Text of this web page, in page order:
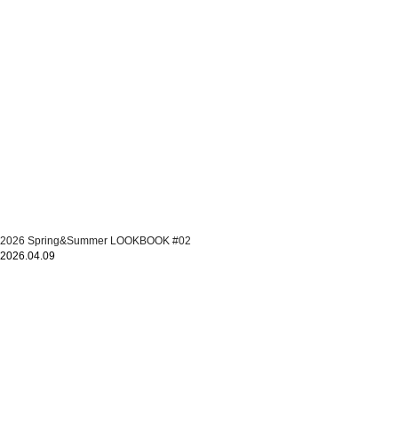
2026 Spring&Summer LOOKBOOK #02
2026.04.09